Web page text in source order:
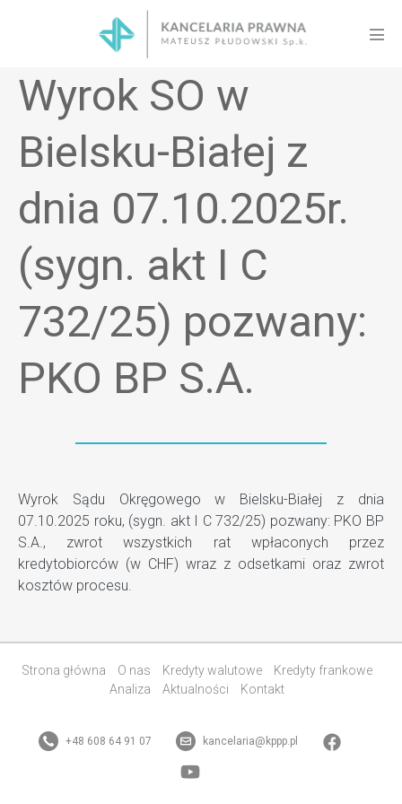
Wyrok SO w
Bielsku-Białej z
dnia 07.10.2025r.
(sygn. akt I C
732/25) pozwany:
PKO BP S.A.
Wyrok Sądu Okręgowego w Bielsku-Białej z dnia
07.10.2025 roku, (sygn. akt I C 732/25) pozwany: PKO BP
S.A., zwrot wszystkich rat wpłaconych przez
kredytobiorców (w CHF) wraz z odsetkami oraz zwrot
kosztów procesu.
Strona główna O nas Kredyty walutowe
Kredyty frankowe
Analiza
Aktualności Kontakt
+48 608 64 91 07 kancelaria@kppp.pl